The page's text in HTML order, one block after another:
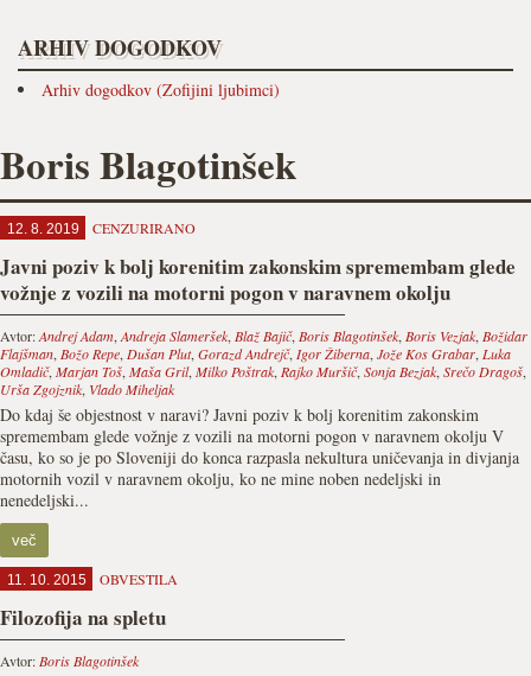
ARHIV DOGODKOV
Arhiv dogodkov (Zofijini ljubimci)
Boris Blagotinšek
12. 8. 2019 CENZURIRANO
Javni poziv k bolj korenitim zakonskim spremembam glede
vožnje z vozili na motorni pogon v naravnem okolju
Avtor:Andrej Adam, Andreja Slameršek, Blaž Bajič, Boris Blagotinšek, Boris Vezjak, Božidar
Flajšman, Božo Repe, Dušan Plut, Gorazd Andrejč, Igor Žiberna, Jože Kos Grabar, Luka
Omladič, Marjan Toš, Maša Gril, Milko Poštrak, Rajko Muršič, Sonja Bezjak, Srečo Dragoš,
Urša Zgojznik, Vlado Miheljak
Do kdaj še objestnost v naravi? Javni poziv k bolj korenitim zakonskim
spremembam glede vožnje z vozili na motorni pogon v naravnem okolju V
času, ko so je po Sloveniji do konca razpasla nekultura uničevanja in divjanja
motornih vozil v naravnem okolju, ko ne mine noben nedeljski in
nenedeljski...
več
11. 10. 2015 OBVESTILA
Filozofija na spletu
Avtor: Boris Blagotinšek